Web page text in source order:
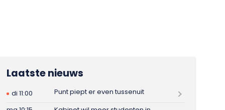
Laatste nieuws
di 11:00
Punt piept er even tussenuit